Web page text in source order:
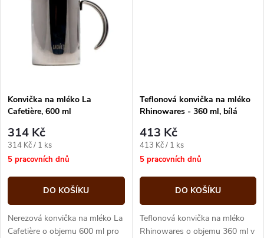
Konvička na mléko La
Cafetière, 600 ml
314 Kč
Měrná
cena:
314 Kč / 1 ks
5 pracovních dnů
DO KOŠÍKU
Nerezová konvička na mléko La
Cafetière o objemu 600 ml pro
Teflonová konvička na mléko
Rhinowares - 360 ml, bílá
413 Kč
Měrná
cena:
413 Kč / 1 ks
5 pracovních dnů
DO KOŠÍKU
Teflonová konvička na mléko
Rhinowares o objemu 360 ml v